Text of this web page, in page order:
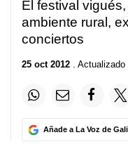
El festival
ambiente rural,
conciertos
25 oct 2012 .
Añade a La Voz de